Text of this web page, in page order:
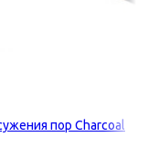
пор Charcoal